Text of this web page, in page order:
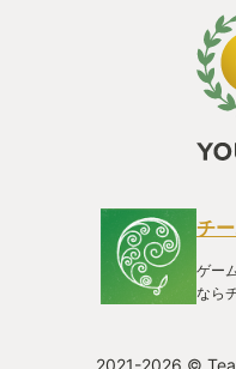
演出を再現しているよう
キャラクター、背景全て
レベルで描写されていて
うのはもったいなくて、
まうほどでした。 ヨハネ
リアクションも豊富で可
りになっていました。 唯
を倒すとどの素材がドロ
たところですが、クリア
ですし、各エリアにある
問題ない作りになってま
チ
ゲー
なら
2021-2026 ©